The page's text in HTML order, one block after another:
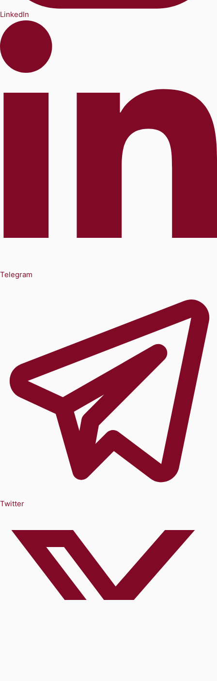
LinkedIn
Telegram
Twitter